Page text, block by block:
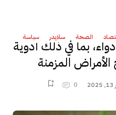
الصحة سلايدر سياسة
تخفيض أسعار 190 دواء، بما في ذلك أدوية
المزمنة
0